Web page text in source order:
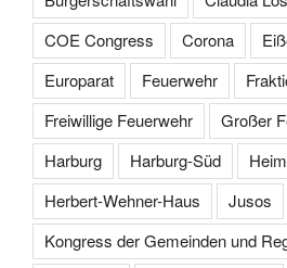
COE Congress
Corona
Europarat
Feuerwehr
Freiwillige Feuerwehr
Großer
Harburg
Harburg-Süd
Herbert-Wehner-Haus
Jusos
Kongress der Gemeinden und